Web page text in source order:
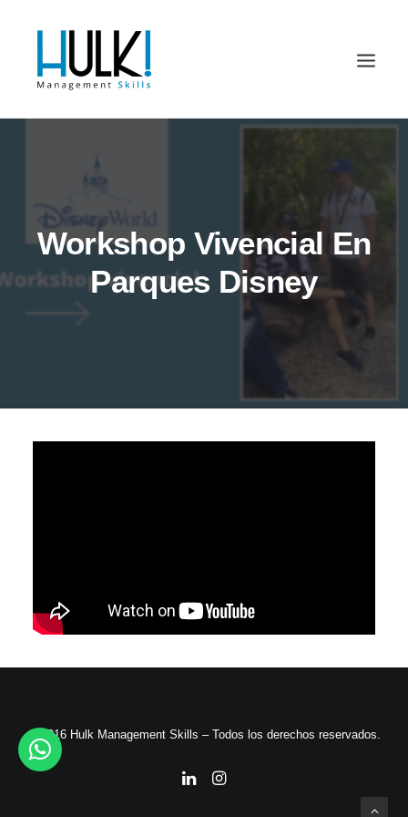
Workshop Vivencial En
Parques Disney
© 2016 Hulk Management Skills – Todos los derechos reservados.